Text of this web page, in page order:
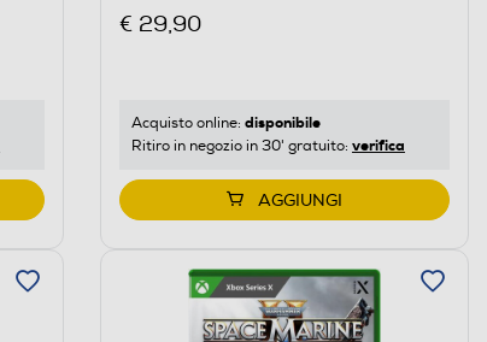
€ 29,90
Acquisto online: disponibile
Ritiro in negozio in 30' gratuito: verifica
AGGIUNGI